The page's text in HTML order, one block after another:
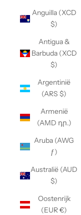
Anguilla (XCD
$)
Antigua &
Barbuda (XCD
$)
Argentinië
(ARS $)
Armenië
(AMD դր.)
Aruba (AWG
ƒ)
Australië (AUD
$)
Oostenrijk
(EUR €)